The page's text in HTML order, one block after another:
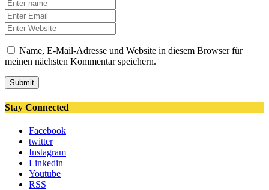
Name, E-Mail-Adresse und Website in diesem Browser für
meinen nächsten Kommentar speichern.
Submit
Stay Connected
Facebook
twitter
Instagram
Linkedin
Youtube
RSS